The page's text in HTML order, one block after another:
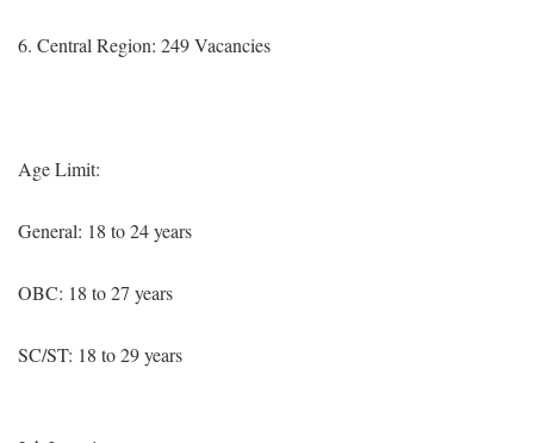
6. Central Region: 249 Vacancies
Age Limit:
General: 18 to 24 years
OBC: 18 to 27 years
SC/ST: 18 to 29 years